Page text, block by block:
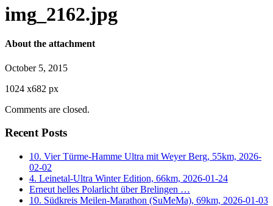
img_2162.jpg
About the attachment
October 5, 2015
1024 x682 px
Comments are closed.
Recent Posts
10. Vier Türme-Hamme Ultra mit Weyer Berg, 55km, 2026-
02-02
4. Leinetal-Ultra Winter Edition, 66km, 2026-01-24
Erneut helles Polarlicht über Brelingen …
10. Südkreis Meilen-Marathon (SuMeMa), 69km, 2026-01-03